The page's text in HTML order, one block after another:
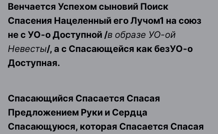
Венчается Успехом сыновий Поиск
Спасения Нацеленный его Лучом1 на союз
не с УО-о Доступной /в образе УО-ой
Невесты/, а с Спасающейся как безУО-о
Доступная.
Спасающийся Спасается Спасая
Предложением Руки и Сердца
Спасающуюся, которая Спасается Спасая